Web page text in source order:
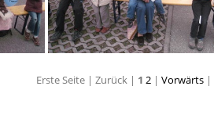
Erste Seite | Zurück | 1 2 | Vorwärts |